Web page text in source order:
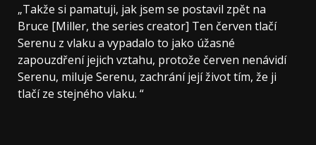
„Takže si pamatuji, jak jsem se postavil zpět na
Bruce [Miller, the series creator] Ten červen tlačí
Serenu z vlaku a vypadalo to jako úžasné
zapouzdření jejich vztahu, protože červen nenávidí
Serenu, miluje Serenu, zachrání její život tím, že ji
tlačí ze stejného vlaku. “